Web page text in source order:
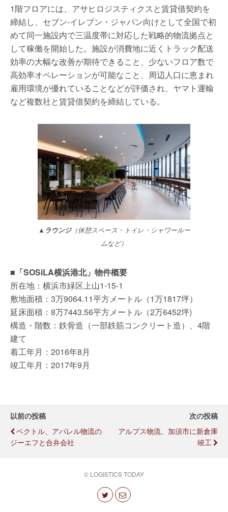
1階フロアには、アサヒロジスティクスと賃貸借契約を
締結し、セブン-イレブン・ジャパン向けとして全国で初
めて同一施設内で三温度帯に対応した戦略的物流拠点と
して稼働を開始した。施設が消費地に近くトラック配送
効率の大幅な改善が期待できること、少ないフロア数で
高効率オペレーションが可能なこと、周辺人口に恵まれ
雇用環境が優れていることなどが評価され、ヤマト運輸
など複数社と賃貸借契約を締結している。
▲ラウンジ（休憩スペース・トイレ・シャワールー
ムなど）
■「SOSiLA横浜港北」物件概要
所在地：横浜市緑区上山1-15-1
敷地面積：3万9064.11平方メートル（1万1817坪）
延床面積：8万7443.56平方メートル（2万6452坪)
構造・階数：鉄骨造（一部鉄筋コンクリート造）、4階
建て
着工年月：2016年8月
竣工年月：2017年9月
以前の投稿
ベクトル、アパレル物流の
ジーエフと合弁会社
次の投稿
アルプス物流、加須市に新倉庫
竣工
© LOGISTICS TODAY